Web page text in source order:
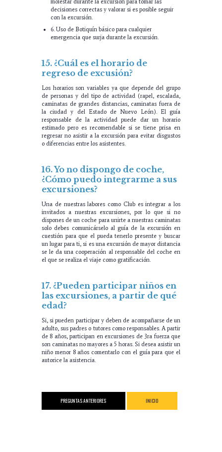
molestar durante la excursión para tomar las
decisiones correctas y valorar si es posible seguir
con la excursión.
6. Uso de Botiquín básico para cualquier
emergencia que surja durante la excursión.
15. ¿Cuál es el horario de
regreso de excusión?
Los horarios son variables ya que depende del grupo
de personas y del tipo de actividad (rapel, escalada,
caminatas de grandes distancias, caminatas fuera de
la ciudad y del Estado de Nuevo León). El guía
responsable de la actividad puede dar un horario
estimado pero es recomendable si se tiene prisa en
regresar no asistir a la excursión para evitar disgustos
o diferencias entre los asistentes.
16. Yo no dispongo de coche,
¿Cómo puedo integrarme a sus
excursiones?
Una de nuestras labores como Club es integrar a los
invitados a nuestras excursiones, por lo que si no
dispones de un coche para unirte a nuestras caminatas
solo debes comunicárselo al guía de la excursión en
cuestión para que el pueda tenerlo presente y buscar
un lugar para ti, si es una excursión de mayor distancia
se le da una cooperación al responsable del coche en
el que se realiza el viaje como gratificación.
17. ¿Pueden participar niños en
las excursiones, a partir de qué
edad?
Si, si pueden participar y deben de acompañarse de un
adulto, sus padres o tutores como responsables. A partir
de 8 años, participan en excursiones de 3ra fuerza que
son caminatas no mayores a 5 horas. Si desea asistir un
niño menor 8 años comentarlo con el guía para que el
autorice la asistencia.
PREGUNTAS ANTERIORES INICIO